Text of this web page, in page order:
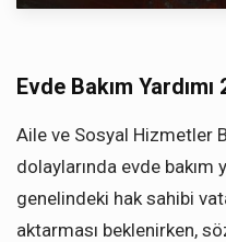
Evde Bakım Yardımı
Aile ve Sosyal Hizmetler
dolaylarında evde bakım
genelindeki hak sahibi
aktarması beklenirken,